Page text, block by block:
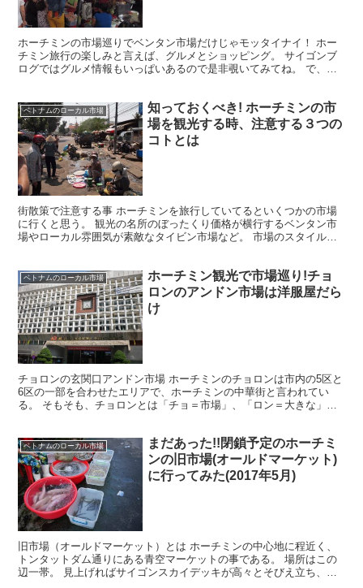
ホーチミンの市場巡りでベンタン市場だけじゃモッタイナイ！ ホー
チミン旅行の楽しみと言えば、グルメとショッピング。 サイゴンブ
ログではグルメ情報もいっぱいあるので是非覗いてみてね。 で、シ
ベトナムのローカル市場
知っておくべき! ホーチミンの市
場を観光する時、注意する３つの
コトとは
街散策で注意する事 ホーチミンを旅行していてるといくつかの市場
に行くと思う。 観光の名所のぼったくり価格が横行するベンタン市
場やローカル雰囲気が素敵なタイビン市場など。 市場のスタイルも
ベトナムのローカル市場
ホーチミン観光で市場巡り!チョ
ロンのアンドン市場は洋服屋だら
け
チョロンの玄関口アンドン市場 ホーチミンのチョロンは市内の5区と
6区の一部を合わせたエリアで、ホーチミンの中華街と言われてい
る。 そもそも、チョロンとは「チョ＝市場」、「ロン＝大きな」と
ベトナムのローカル市場
まだあった!!閉鎖予定のホーチミ
ンの旧市場(オールドマーケット)
に行ってみた(2017年5月)
旧市場（オールドマーケット）とは ホーチミンの中心地に程近く、
トンタットダム通りにある青空マーケットの事である。 場所はこの
辺一帯。 見上げればサイゴンスカイデッキが高々とそびえ立ち、新